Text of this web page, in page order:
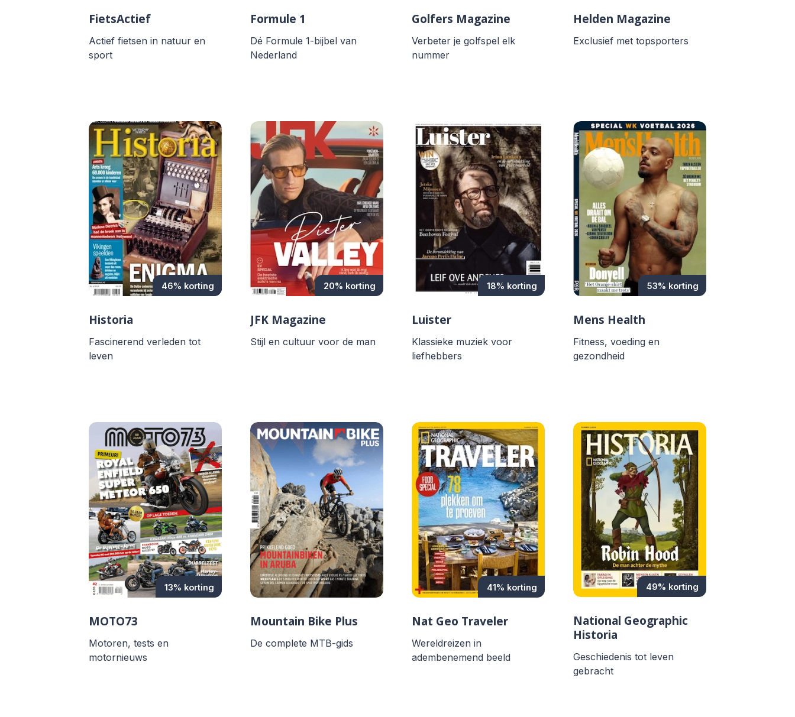
FietsActief
Actief fietsen in natuur en
sport
Formule 1
Dé Formule 1-bijbel van
Nederland
Golfers Magazine
Verbeter je golfspel elk
nummer
Helden Magazine
Exclusief met topsporters
46% korting
Historia
Fascinerend verleden tot
leven
20% korting
JFK Magazine
Stijl en cultuur voor de man
18% korting
Luister
Klassieke muziek voor
liefhebbers
53% korting
Mens Health
Fitness, voeding en
gezondheid
13% korting
MOTO73
Motoren, tests en
motornieuws
Mountain Bike Plus
De complete MTB-gids
41% korting
Nat Geo Traveler
Wereldreizen in
adembenemend beeld
49% korting
National Geographic
Historia
Geschiedenis tot leven
gebracht